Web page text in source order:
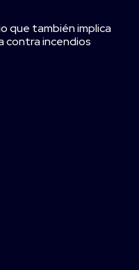
que también implica
contra incendios